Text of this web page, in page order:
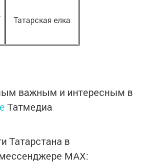
Татарская елка
важным и интересным в
Татмедиа
Татарстана в
MАХ: